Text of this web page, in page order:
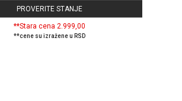
PROVERITE STANJE
**Stara cena 2.999,00
**cene su izražene u RSD